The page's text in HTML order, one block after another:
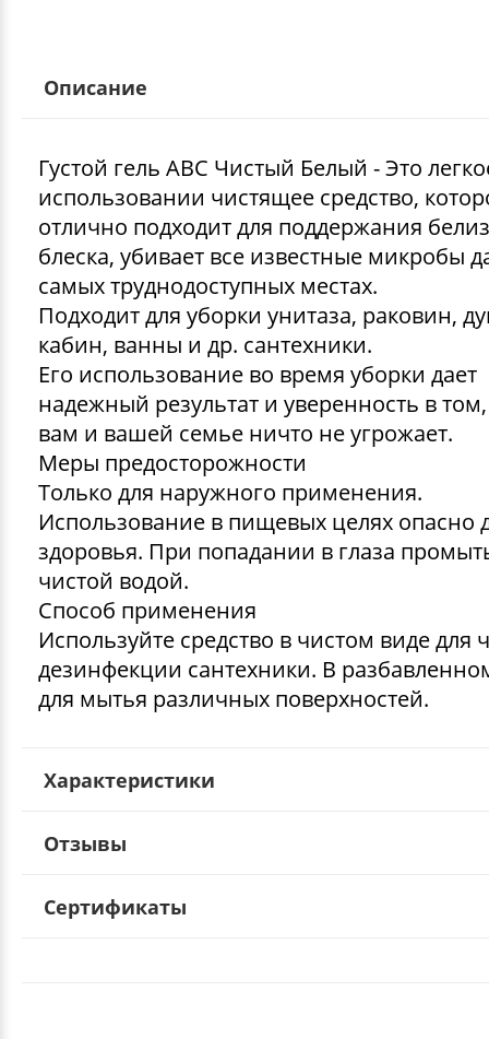
Описание
Густой гель ABC Чистый Белый - Это
использовании чистящее средство,
отлично подходит для поддержания
блеска, убивает все известные микробы
самых труднодоступных местах.
Подходит для уборки унитаза, раковин,
кабин, ванны и др. сантехники.
Его использование во время уборки дает
надежный результат и уверенность в
вам и вашей семье ничто не угрожает.
Меры предосторожности
Только для наружного применения.
Использование в пищевых целях опасно
здоровья. При попадании в глаза
чистой водой.
Способ применения
Используйте средство в чистом виде для
дезинфекции сантехники. В
для мытья различных поверхностей.
Характеристики
Отзывы
Сертификаты